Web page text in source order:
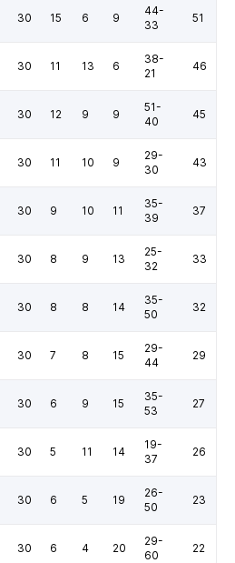
30 15 6 9
44-
33
51
30 11 13 6
38-
21
46
30 12 9 9
51-
40
45
30 11 10 9
29-
30
43
30 9 10 11
35-
39
37
30 8 9 13
25-
32
33
30 8 8 14
35-
50
32
30 7 8 15
29-
44
29
30 6 9 15
35-
53
27
30 5 11 14
19-
37
26
30 6 5 19
26-
50
23
30 6 4 20
29-
60
22